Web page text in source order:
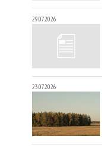
29.07.2026
23.07.2026